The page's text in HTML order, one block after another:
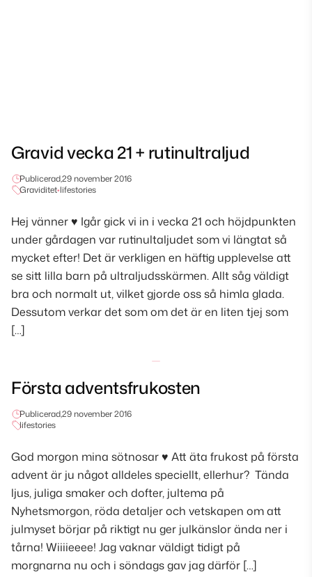
Gravid vecka 21 + rutinultraljud
Publicerad,29 november 2016
Graviditet•lifestories
Hej vänner ♥ Igår gick vi in i vecka 21 och höjdpunkten
under gårdagen var rutinultaljudet som vi längtat så
mycket efter! Det är verkligen en häftig upplevelse att
se sitt lilla barn på ultraljudsskärmen. Allt såg väldigt
bra och normalt ut, vilket gjorde oss så himla glada.
Dessutom verkar det som om det är en liten tjej som
[…]
Första adventsfrukosten
Publicerad,29 november 2016
lifestories
God morgon mina sötnosar ♥ Att äta frukost på första
advent är ju något alldeles speciellt, ellerhur? Tända
ljus, juliga smaker och dofter, jultema på
Nyhetsmorgon, röda detaljer och vetskapen om att
julmyset börjar på riktigt nu ger julkänslor ända ner i
tårna! Wiiiieeee! Jag vaknar väldigt tidigt på
morgnarna nu och i söndags gav jag därför […]